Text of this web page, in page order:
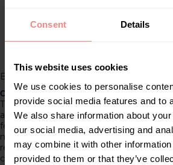
Consent Details
This website uses cookies
We use cookies to personalise
provide social media features and to
We also share information about
our social media, advertising and
may combine it with other information
provided to them or that they’ve
Bath lamp
Create Your Own Spa Experience
Transform your bathroom into a
atmospheric bath lamp. It runs on 3 AA
features 13 built-in LED lights that you
many as 16 different colors. With the
remote control, you can easily adjust
choose the perfect lighting for the